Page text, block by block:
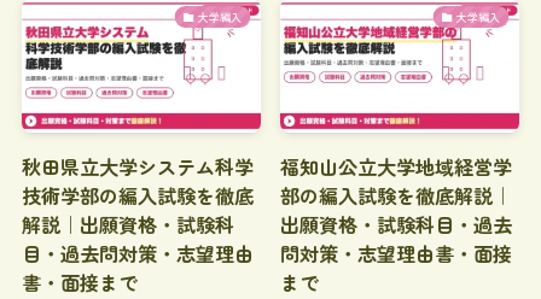
大学編入
秋田県立大学システム科学
技術学部の編入試験を徹底
解説｜出願資格・試験科
目・過去問対策・志望理由
書・面接まで
大学編入
福知山公立大学地域経営学
部の編入試験を徹底解説｜
出願資格・試験科目・過去
問対策・志望理由書・面接
まで